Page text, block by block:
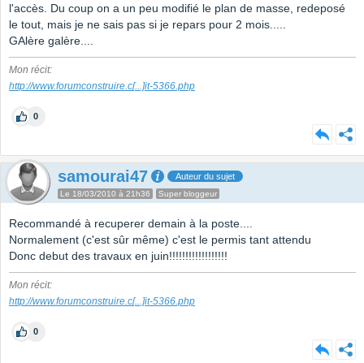
l'accès. Du coup on a un peu modifié le plan de masse, redeposé
le tout, mais je ne sais pas si je repars pour 2 mois.....
GAlère galère....
Mon récit:
http://www.forumconstruire.c[...]it-5366.php
0
samourai47 Auteur du sujet
Le 18/03/2010 à 21h36 Super bloggeur
Recommandé à recuperer demain à la poste....
Normalement (c'est sûr même) c'est le permis tant attendu
Donc debut des travaux en juin!!!!!!!!!!!!!!!!!!
Mon récit:
http://www.forumconstruire.c[...]it-5366.php
0